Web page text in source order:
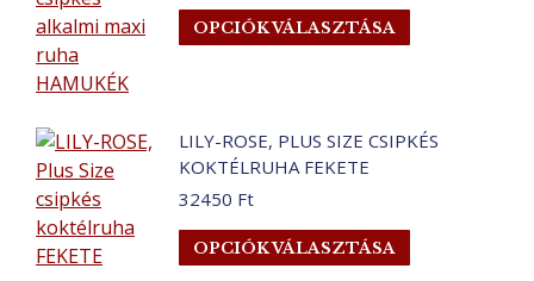
A
változatok
választhatók
OPCIÓK VÁLASZTÁSA
a
variációja
változatok
LILY-ROSE, PLUS SIZE CSIPKÉS
KOKTÉLRUHA FEKETE
32450 Ft
OPCIÓK VÁLASZTÁSA
a